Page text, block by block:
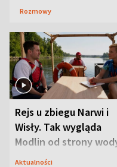
Rozmowy
Rejs u zbiegu Narwi i
Wisły. Tak wygląda
Modlin od strony
Aktualności